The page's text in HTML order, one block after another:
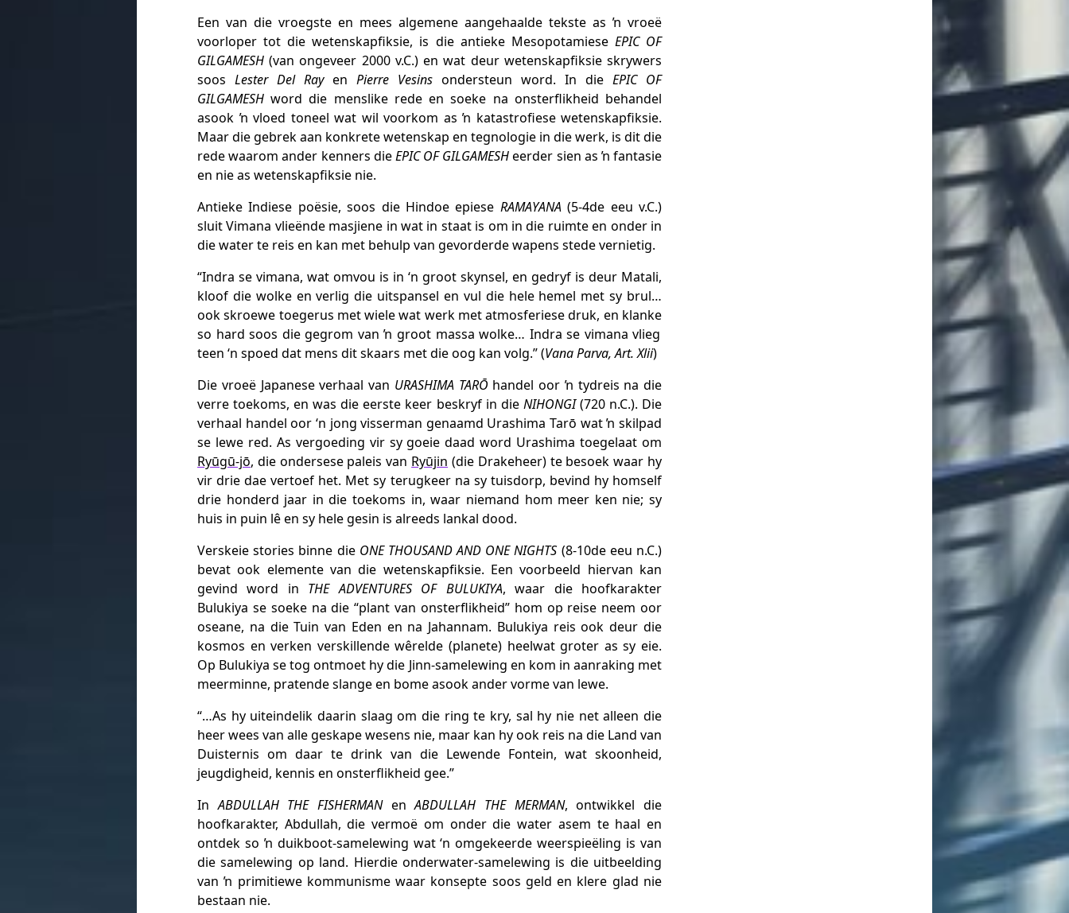
Een van die vroegste en mees algemene aangehaalde tekste as ŉ vroeë
voorloper tot die wetenskapfiksie, is die antieke Mesopotamiese EPIC OF
GILGAMESH (van ongeveer 2000 v.C.) en wat deur wetenskapfiksie skrywers
soos Lester Del Rayen Pierre Vesins ondersteun word. In die EPIC OF
GILGAMESH word die menslike rede en soeke na onsterflikheid behandel
asook ŉ vloed toneel wat wil voorkom as ŉ katastrofiese wetenskapfiksie.
Maar die gebrek aan konkrete wetenskap en tegnologie in die werk, is dit die
rede waarom ander kenners dieEPIC OF GILGAMESHeerder sien as ŉ fantasie
en nie as wetenskapfiksie nie.
Antieke Indiese poësie, soos die Hindoe epiese RAMAYANA(5-4de eeu v.C.)
sluit Vimana vlieënde masjiene in wat in staat is om in die ruimte en onder in
die water te reis en kan met behulp van gevorderde wapens stede vernietig.
“Indra se vimana, wat omvou is in ‘n groot skynsel, en gedryf is deur Matali,
kloof die wolke en verlig die uitspansel en vul die hele hemel met sy brul…
ookskroewe toegerus metwielewat werk metatmosferiesedruk, en klanke
so hard soos die gegrom van ŉ groot massa wolke… Indra se vimana vlieg
teen ‘n spoed dat mens dit skaars metdie oog kan volg.” (VanaParva, Art.Xlii)
Die vroeë Japanese verhaal van URASHIMA TARŌ handel oor ŉ tydreis na die
verre toekoms, en was die eerste keer beskryf in die NIHONGI(720 n.C.). Die
verhaal handel oor ‘n jong visserman genaamd Urashima Tarō wat ŉ skilpad
se lewe red. As vergoeding vir sy goeie daad word Urashima toegelaat om
Ryūgū-jō, die ondersese paleis van Ryūjin (die Drakeheer) te besoek waar hy
vir drie dae vertoef het. Met sy terugkeer na sy tuisdorp, bevind hy homself
drie honderd jaar in die toekoms in, waar niemand hom meer ken nie; sy
huis in puin lê en sy hele gesin is alreeds lankal dood.
Verskeie stories binne die ONE THOUSAND AND ONE NIGHTS(8-10de eeu n.C.)
bevat ook elemente van die wetenskapfiksie. Een voorbeeld hiervan kan
gevind word in THE ADVENTURES OF BULUKIYA, waar die hoofkarakter
Bulukiya se soeke na die “plant van onsterflikheid” hom op reise neem oor
oseane, na die Tuin van Eden en na Jahannam. Bulukiya reis ook deur die
kosmos en verken verskillende wêrelde (planete) heelwat groter as sy eie.
Op Bulukiya se tog ontmoet hy die Jinn-samelewing en kom in aanraking met
meerminne, pratende slange en bome asook ander vorme van lewe.
“…As hy uiteindelik daarin slaag om die ring te kry, sal hy nie net alleen die
heer wees van alle geskape wesens nie, maar kan hy ook reis na die Land van
Duisternis om daar te drink van die Lewende Fontein, wat skoonheid,
jeugdigheid, kennis en onsterflikheid gee.”
InABDULLAH THE FISHERMANenABDULLAH THE MERMAN, ontwikkel die
hoofkarakter, Abdullah, die vermoë om onder die water asem te haal en
ontdek so ŉ duikboot-samelewing wat ‘n omgekeerde weerspieëling is van
die samelewing op land. Hierdie onderwater-samelewing is die uitbeelding
van ŉ primitiewe kommunisme waar konsepte soos geld en klere glad nie
bestaan nie.